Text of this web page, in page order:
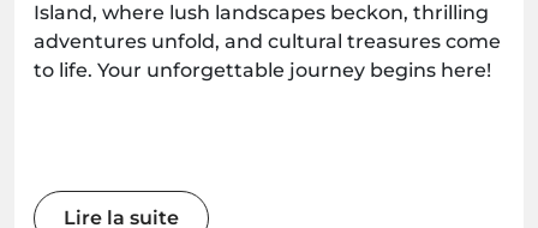
Island, where lush landscapes beckon, thrilling
adventures unfold, and cultural treasures come
to life. Your unforgettable journey begins here!
Lire la suite